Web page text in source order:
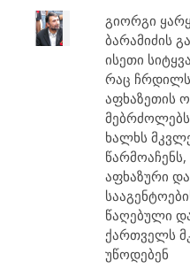
გიორგი
ბარამიძის
ისეთი
რაც ჩრდილს
აფხაზეთის
ხალხს
წარმოაჩენს,
აფხაზური
წაღებული
ქართველს
უწოდებენ